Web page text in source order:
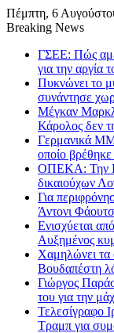
Πέμπτη, 6
Breaking News
ΓΣΕΕ: Πώς
για την αργία
Πυκνώνει το
συνάντησε
Μέγκαν Μαρκλ:
Κάρολος δεν
Γερμανικά
οποίο
ΟΠΕΚΑ: Την
δικαιούχων
Για
Άντονι
Ενισχύεται
Αυξημένος
Χαμηλώνει τα
Βουδαπέστη
Γιώργος
του για την
Τελεσίγραφο
Τραμπ για